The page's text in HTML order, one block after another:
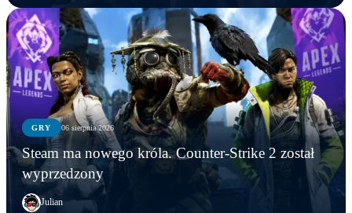
GRY 06 sierpnia 2026
Steam ma nowego króla. Counter-Strike 2 został
wyprzedzony
Julian